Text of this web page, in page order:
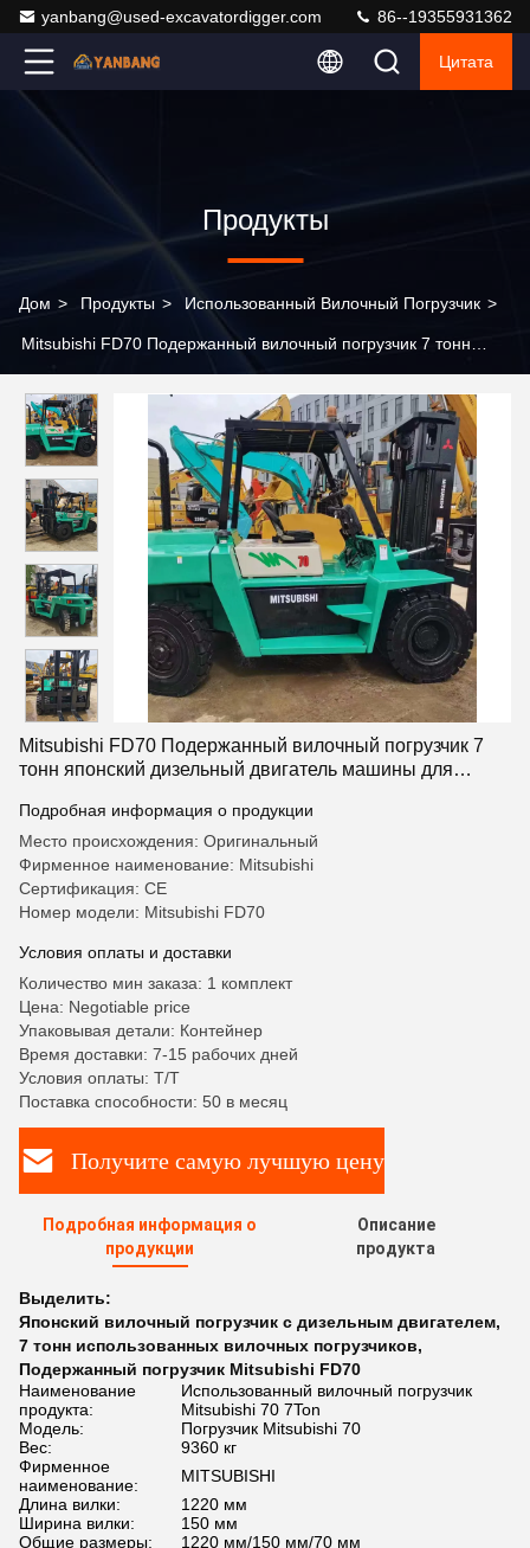
yanbang@used-excavatordigger.com 86--19355931362
Цитата
Продукты
Дом > Продукты > Использованный Вилочный Погрузчик >
Mitsubishi FD70 Подержанный вилочный погрузчик 7 тонн
грузовиков
Mitsubishi FD70 Подержанный вилочный погрузчик 7
тонн японский дизельный двигатель машины для
Подробная информация о продукции
Место происхождения: Оригинальный
Фирменное наименование: Mitsubishi
Сертификация: CE
Номер модели: Mitsubishi FD70
Условия оплаты и доставки
Количество мин заказа: 1 комплект
Цена: Negotiable price
Упаковывая детали: Контейнер
Время доставки: 7-15 рабочих дней
Условия оплаты: T/T
Поставка способности: 50 в месяц
Получите самую лучшую цену
Подробная информация о
продукции
Описание
продукта
Выделить:
Японский вилочный погрузчик с дизельным двигателем,
7 тонн использованных вилочных погрузчиков,
Подержанный погрузчик Mitsubishi FD70
Наименование
продукта:
Использованный вилочный погрузчик
Mitsubishi 70 7Ton
Модель:
Погрузчик Mitsubishi 70
Вес:
9360 кг
Фирменное
наименование:
MITSUBISHI
Длина вилки:
1220 мм
Ширина вилки:
150 мм
Общие размеры:
1220 мм/150 мм/70 мм